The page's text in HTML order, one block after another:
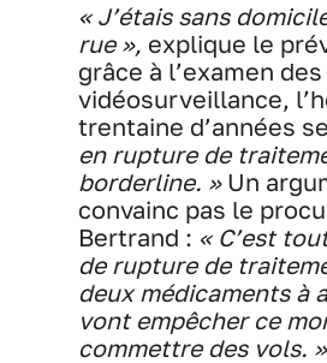
« J’étais sans
rue », explique le
grâce à l’examen
vidéosurveillance,
trentaine d’années
en rupture de
borderline. »Un
convainc pas le
Bertrand : « C’est
de rupture de
deux médicaments à
vont empêcher ce
commettre des vols. »